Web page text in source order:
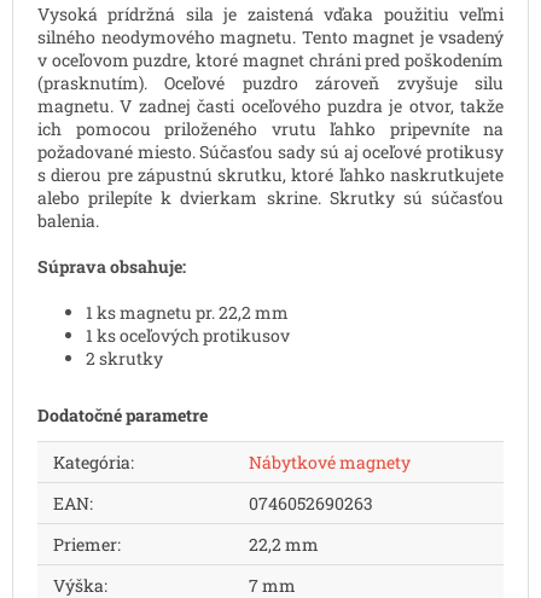
Vysoká prídržná sila je zaistená vďaka použitiu veľmi
silného neodymového magnetu. Tento magnet je vsadený
v oceľovom puzdre, ktoré magnet chráni pred poškodením
(prasknutím). Oceľové puzdro zároveň zvyšuje silu
magnetu. V zadnej časti oceľového puzdra je otvor, takže
ich pomocou priloženého vrutu ľahko pripevníte na
požadované miesto. Súčasťou sady sú aj oceľové protikusy
s dierou pre zápustnú skrutku, ktoré ľahko naskrutkujete
alebo prilepíte k dvierkam skrine. Skrutky sú súčasťou
balenia.
Súprava obsahuje:
1 ks magnetu pr. 22,2 mm
1 ks oceľových protikusov
2 skrutky
Dodatočné parametre
Kategória:
Nábytkové magnety
EAN:
0746052690263
Priemer:
22,2 mm
Výška:
7 mm